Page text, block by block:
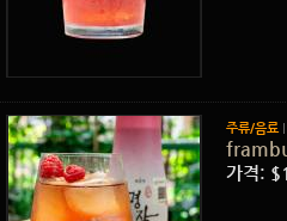
주류/음료
가격: